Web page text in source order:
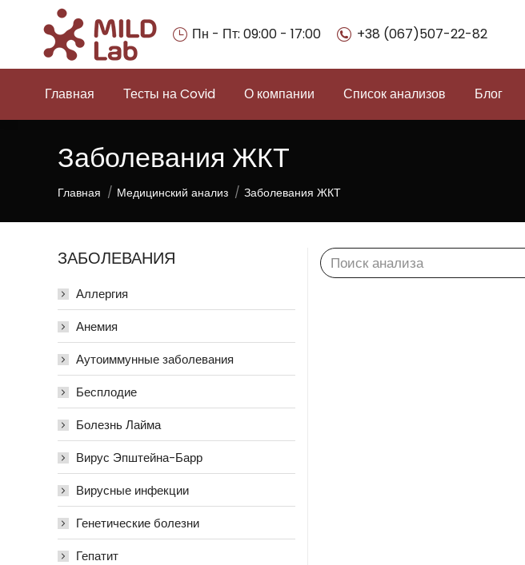
Пн - Пт: 09:00 - 17:00 +38 (067)507-22-82
Главная Тесты на Covid О компании Список анализов Блог
Заболевания ЖКТ
Вы здесь:
Главная Медицинский анализ Заболевания ЖКТ
Search:
ЗАБОЛЕВАНИЯ
Аллергия
Анемия
Аутоиммунные заболевания
Бесплодие
Болезнь Лайма
Вирус Эпштейна-Барр
Вирусные инфекции
Генетические болезни
Гепатит